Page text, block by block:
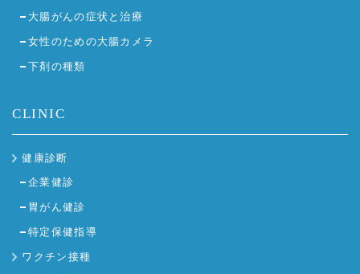
大腸がんの症状と治療
女性のための大腸カメラ
下剤の種類
CLINIC
健康診断
企業健診
胃がん健診
特定保健指導
ワクチン接種